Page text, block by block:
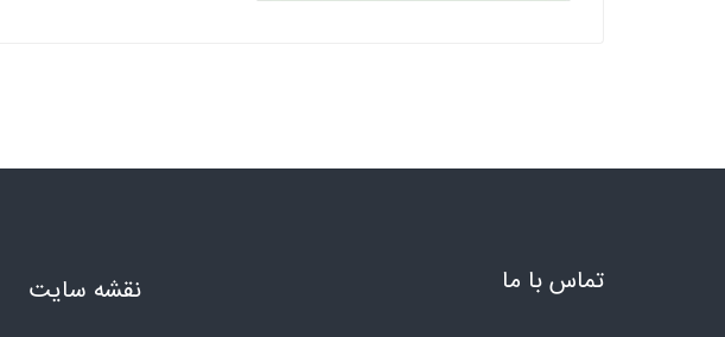
تماس با ما نقشه سایت